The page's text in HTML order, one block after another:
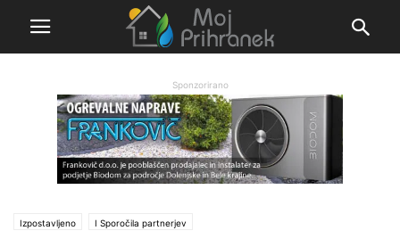
Sponzorirano
Izpostavljeno Ι Sporočila partnerjev